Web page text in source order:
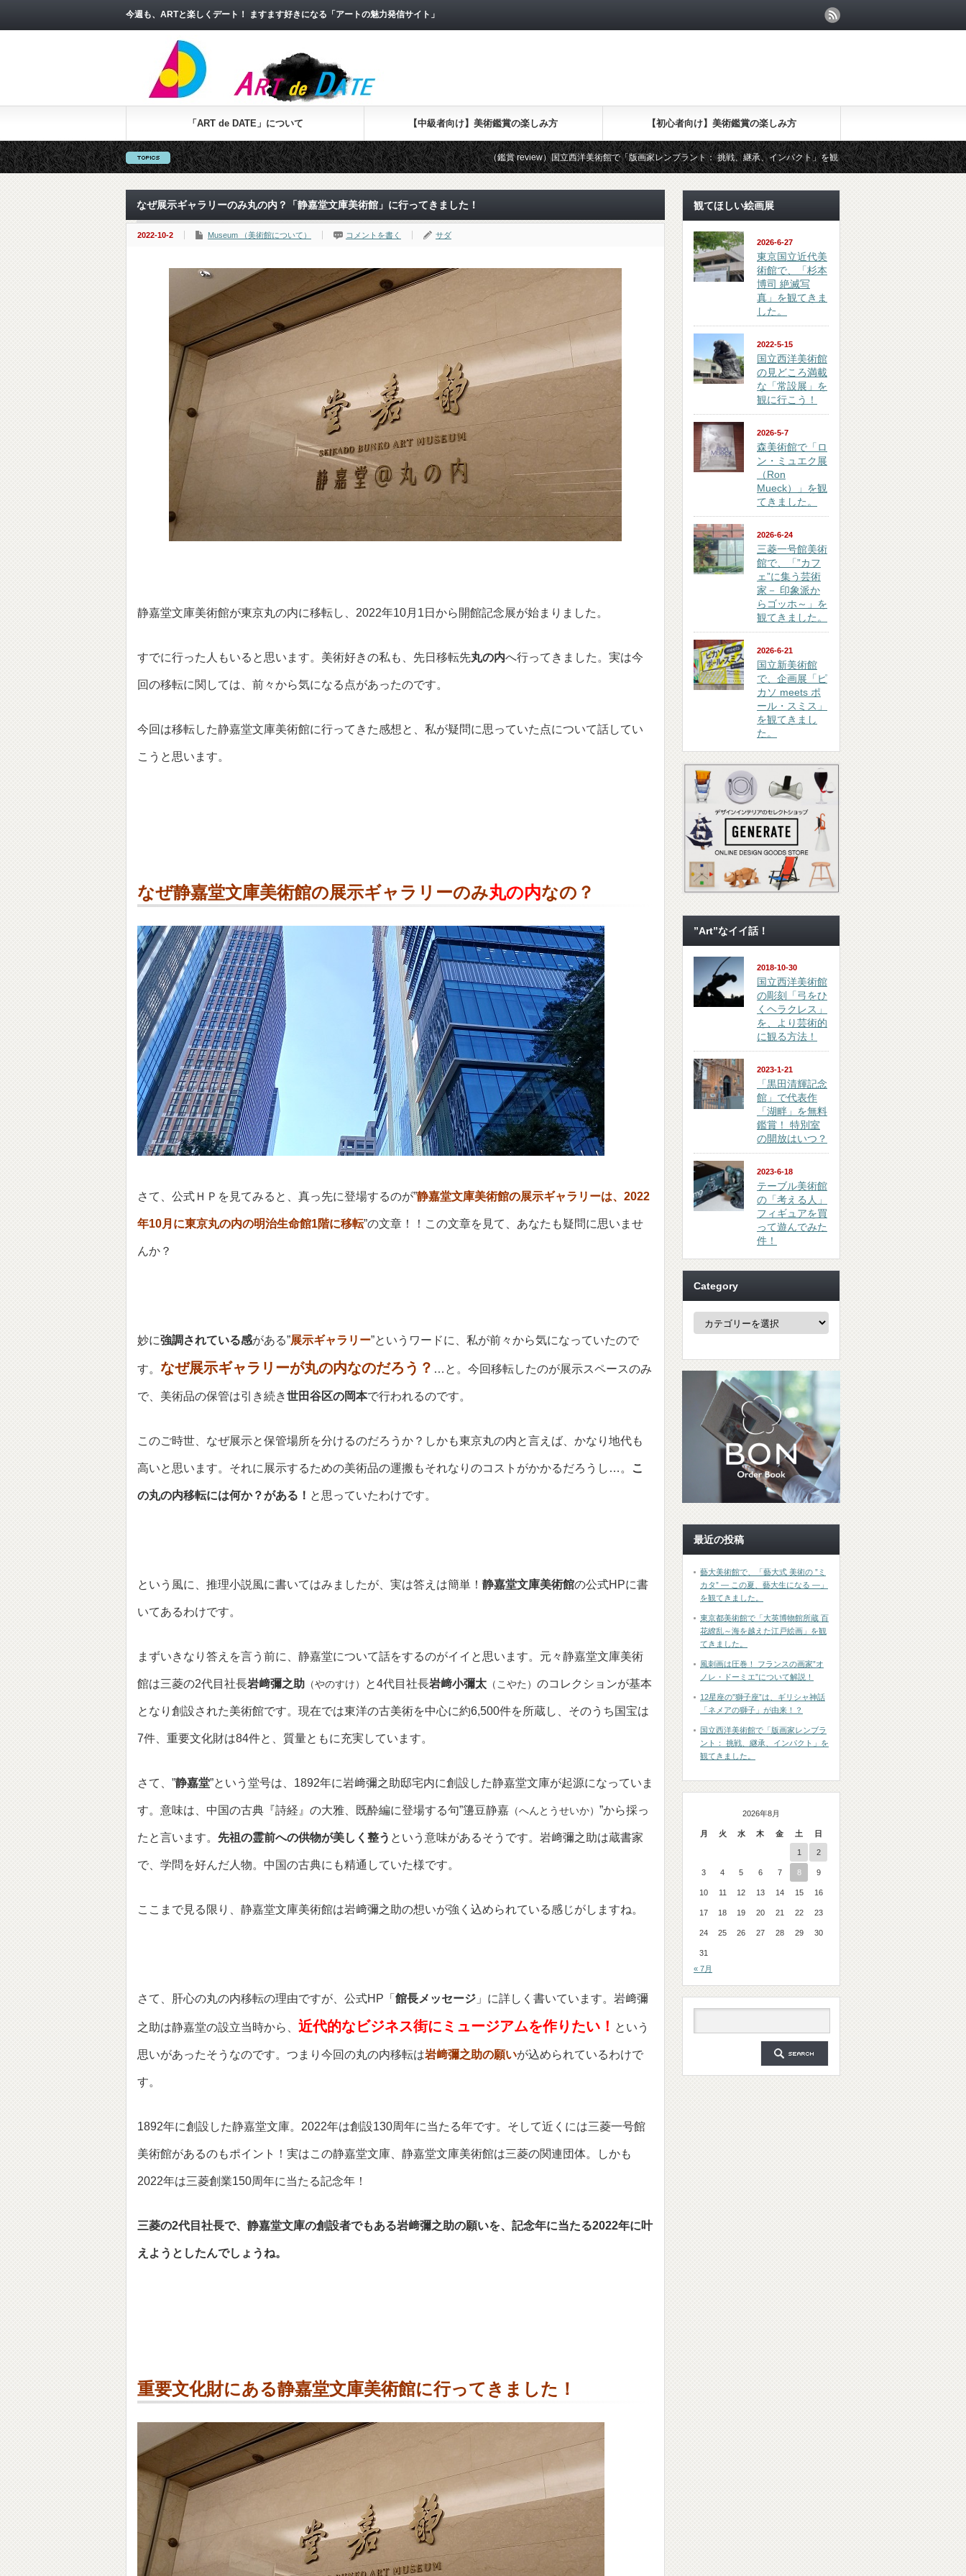
今週も、ARTと楽しくデート！ ますます好きになる「アートの魅力発信サイト」
「ART de DATE」について 【中級者向け】美術鑑賞の楽しみ方 【初心者向け】美術鑑賞の楽しみ方
（鑑賞 review）国立西洋美術館で「版画家レンブラント： 挑戦、継承、インパクト」を観てきました （鑑賞 review）東京都美
なぜ展示ギャラリーのみ丸の内？「静嘉堂文庫美術館」に行ってきました！
2022-10-2 Museum （美術館について） コメントを書く サダ
静嘉堂文庫美術館が東京丸の内に移転し、2022年10月1日から開館記念展が始まりました。
すでに行った人もいると思います。美術好きの私も、先日移転先丸の内へ行ってきました。実は今
回の移転に関しては、前々から気になる点があったのです。
今回は移転した静嘉堂文庫美術館に行ってきた感想と、私が疑問に思っていた点について話してい
こうと思います。
なぜ静嘉堂文庫美術館の展示ギャラリーのみ丸の内なの？
さて、公式ＨＰを見てみると、真っ先に登場するのが”静嘉堂文庫美術館の展示ギャラリーは、2022
年10月に東京丸の内の明治生命館1階に移転”の文章！！この文章を見て、あなたも疑問に思いませ
んか？
妙に強調されている感がある”展示ギャラリー”というワードに、私が前々から気になっていたので
す。 なぜ展示ギャラリーが丸の内なのだろう？ …と。今回移転したのが展示スペースのみ
で、美術品の保管は引き続き世田谷区の岡本で行われるのです。
このご時世、なぜ展示と保管場所を分けるのだろうか？しかも東京丸の内と言えば、かなり地代も
高いと思います。それに展示するための美術品の運搬もそれなりのコストがかかるだろうし…。 こ
の丸の内移転には何か？がある！ と思っていたわけです。
という風に、推理小説風に書いてはみましたが、実は答えは簡単！ 静嘉堂文庫美術館の公式HPに書
いてあるわけです。
まずいきなり答えを言う前に、静嘉堂について話をするのがイイと思います。元々静嘉堂文庫美術
館は三菱の2代目社長岩﨑彌之助 （やのすけ） と4代目社長岩﨑小彌太 （こやた） のコレクションが基本
となり創設された美術館です。現在では東洋の古美術を中心に約6,500件を所蔵し、そのうち国宝は
7件、重要文化財は84件と、質量ともに充実しています。
さて、”静嘉堂”という堂号は、1892年に岩﨑彌之助邸宅内に創設した静嘉堂文庫が起源になっていま
す。意味は、中国の古典『詩経』の大雅、既酔編に登場する句”籩豆静嘉 （へんとうせいか） ”から採っ
たと言います。 先祖の霊前への供物が美しく整う という意味があるそうです。岩﨑彌之助は蔵書家
で、学問を好んだ人物。中国の古典にも精通していた様です。
ここまで見る限り、静嘉堂文庫美術館は岩﨑彌之助の想いが強く込められている感じがしますね。
さて、肝心の丸の内移転の理由ですが、公式HP「 館長メッセージ 」に詳しく書いています。岩﨑彌
之助は静嘉堂の設立当時から、 近代的なビジネス街にミュージアムを作りたい！ という
思いがあったそうなのです。つまり今回の丸の内移転は岩﨑彌之助の願いが込められているわけで
す。
1892年に創設した静嘉堂文庫。2022年は創設130周年に当たる年です。そして近くには三菱一号館
美術館があるのもポイント！実はこの静嘉堂文庫、静嘉堂文庫美術館は三菱の関連団体。しかも
2022年は三菱創業150周年に当たる記念年！
三菱の2代目社長で、静嘉堂文庫の創設者でもある岩﨑彌之助の願いを、記念年に当たる2022年に叶
えようとしたんでしょうね。
重要文化財にある静嘉堂文庫美術館に行ってきました！
観てほしい絵画展
2026-6-27
東京国立近代美
術館で、「杉本
博司 絶滅写
真」を観てきま
した。
2022-5-15
国立西洋美術館
の見どころ満載
な「常設展」を
観に行こう！
2026-5-7
森美術館で「ロ
ン・ミュエク展
（Ron
Mueck）」を観
てきました。
2026-6-24
三菱一号館美術
館で、「”カフ
ェ”に集う芸術
家－ 印象派か
らゴッホ～」を
観てきました。
2026-6-21
国立新美術館
で、企画展「ピ
カソ meets ポ
ール・スミス」
を観てきまし
た。
”Art”なイイ話！
2018-10-30
国立西洋美術館
の彫刻「弓をひ
くヘラクレス」
を、より芸術的
に観る方法！
2023-1-21
「黒田清輝記念
館」で代表作
「湖畔」を無料
鑑賞！ 特別室
の開放はいつ？
2023-6-18
テーブル美術館
の「考える人」
フィギュアを買
って遊んでみた
件！
Category
Category
最近の投稿
藝大美術館で、「藝大式 美術の ”ミ
カタ” ― この夏、藝大生になる ―」
を観てきました。
東京都美術館で「大英博物館所蔵 百
花繚乱～海を越えた江戸絵画」を観
てきました。
風刺画は圧巻！ フランスの画家”オ
ノレ・ドーミエ”について解説！
12星座の”獅子座”は、ギリシャ神話
「ネメアの獅子」が由来！？
国立西洋美術館で「版画家レンブラ
ント： 挑戦、継承、インパクト」を
観てきました。
2026年8月
月 火 水 木 金 土 日
1 2
3 4 5 6 7 8 9
10 11 12 13 14 15 16
17 18 19 20 21 22 23
24 25 26 27 28 29 30
31
« 7月